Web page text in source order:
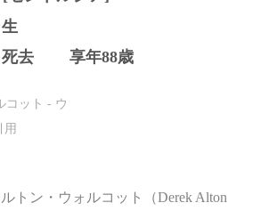
生
去
享年88歳
トン・ウォルコット（Derek Alton